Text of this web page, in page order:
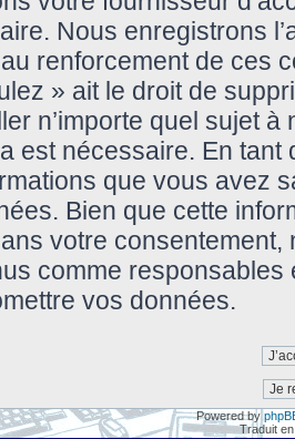
Nous enregistrons
au renforcement de ces
» ait le droit de
n’importe quel sujet à
est nécessaire. En tant
que vous avez
Bien que cette
votre
comme
vos données.
Powered by
Traduit